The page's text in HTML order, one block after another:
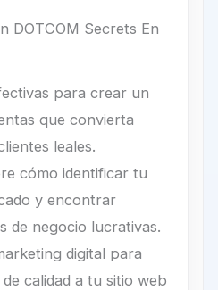
DOTCOM Secrets En
para crear un
que convierta
leales.
cómo identificar tu
y encontrar
de negocio lucrativas.
digital para
calidad a tu sitio web